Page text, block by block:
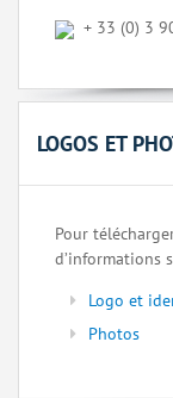
+ 33 (0) 3
LOGOS ET
Pour
d’informations
Logo et
Photos